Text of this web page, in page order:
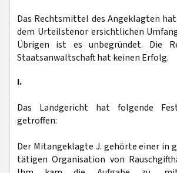
Das Rechtsmittel des Angeklagten
dem Urteilstenor ersichtlichen
Übrigen ist es unbegründet. Die
Staatsanwaltschaft hat keinen Erfolg.
I.
Das Landgericht hat folgende
getroffen:
Der Mitangeklagte J. gehörte einer in
tätigen Organisation von